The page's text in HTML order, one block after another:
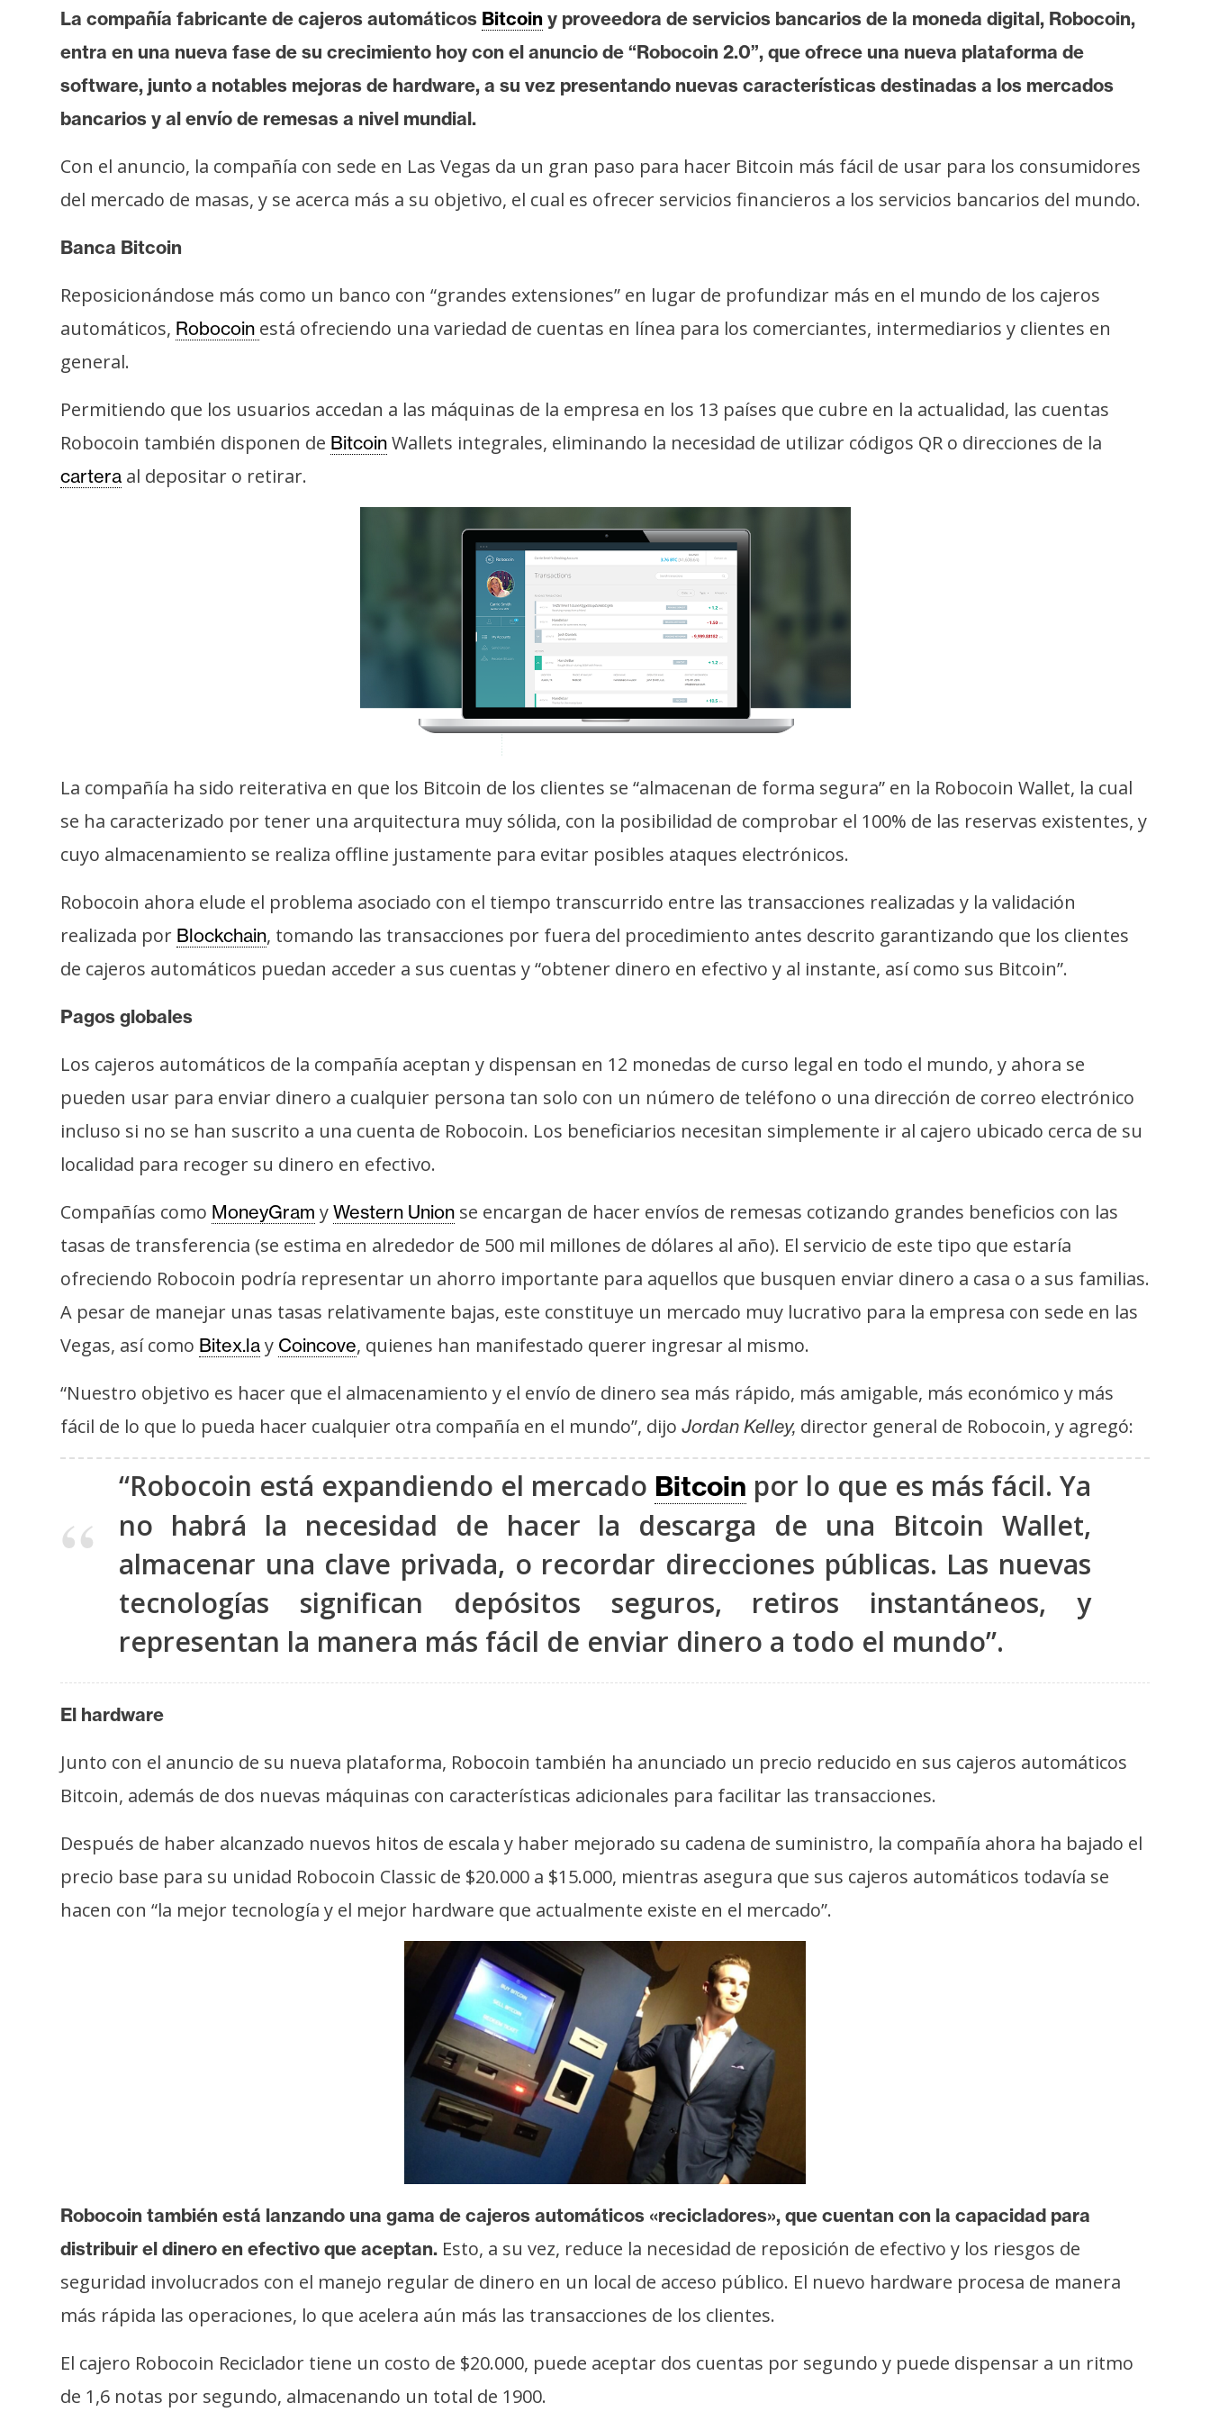
t
r
e
m
A
n
á
i
s
s
n
s
T
e
m
a
s
R
e
u
r
o
s
C
n
a
c
P
u
a
La compañía fabricante de cajeros automáticos Bitcoin y proveedora de servicios bancarios de la moneda digital, Robocoin,
entra en una nueva fase de su crecimiento hoy con el anuncio de “Robocoin 2.0”, que ofrece una nueva plataforma de
software, junto a notables mejoras de hardware, a su vez presentando nuevas características destinadas a los mercados
bancarios y al envío de remesas a nivel mundial.
Con el anuncio, la compañía con sede en Las Vegas da un gran paso para hacer Bitcoin más fácil de usar para los consumidores
del mercado de masas, y se acerca más a su objetivo, el cual es ofrecer servicios financieros a los servicios bancarios del mundo.
Banca Bitcoin
Reposicionándose más como un banco con “grandes extensiones” en lugar de profundizar más en el mundo de los cajeros
automáticos, Robocoin está ofreciendo una variedad de cuentas en línea para los comerciantes, intermediarios y clientes en
general.
Permitiendo que los usuarios accedan a las máquinas de la empresa en los 13 países que cubre en la actualidad, las cuentas
Robocoin también disponen de Bitcoin Wallets integrales, eliminando la necesidad de utilizar códigos QR o direcciones de la
cartera al depositar o retirar.
La compañía ha sido reiterativa en que los Bitcoin de los clientes se “almacenan de forma segura” en la Robocoin Wallet, la cual
se ha caracterizado por tener una arquitectura muy sólida, con la posibilidad de comprobar el 100% de las reservas existentes, y
cuyo almacenamiento se realiza offline justamente para evitar posibles ataques electrónicos.
Robocoin ahora elude el problema asociado con el tiempo transcurrido entre las transacciones realizadas y la validación
realizada por Blockchain, tomando las transacciones por fuera del procedimiento antes descrito garantizando que los clientes
de cajeros automáticos puedan acceder a sus cuentas y “obtener dinero en efectivo y al instante, así como sus Bitcoin”.
Pagos globales
Los cajeros automáticos de la compañía aceptan y dispensan en 12 monedas de curso legal en todo el mundo, y ahora se
pueden usar para enviar dinero a cualquier persona tan solo con un número de teléfono o una dirección de correo electrónico
incluso si no se han suscrito a una cuenta de Robocoin. Los beneficiarios necesitan simplemente ir al cajero ubicado cerca de su
localidad para recoger su dinero en efectivo.
Compañías como MoneyGram y Western Union se encargan de hacer envíos de remesas cotizando grandes beneficios con las
tasas de transferencia (se estima en alrededor de 500 mil millones de dólares al año). El servicio de este tipo que estaría
ofreciendo Robocoin podría representar un ahorro importante para aquellos que busquen enviar dinero a casa o a sus familias.
A pesar de manejar unas tasas relativamente bajas, este constituye un mercado muy lucrativo para la empresa con sede en las
Vegas, así como Bitex.la y Coincove, quienes han manifestado querer ingresar al mismo.
“Nuestro objetivo es hacer que el almacenamiento y el envío de dinero sea más rápido, más amigable, más económico y más
fácil de lo que lo pueda hacer cualquier otra compañía en el mundo”, dijo Jordan Kelley, director general de Robocoin, y agregó:
“Robocoin está expandiendo el mercado Bitcoin por lo que es más fácil. Ya
no habrá la necesidad de hacer la descarga de una Bitcoin Wallet,
almacenar una clave privada, o recordar direcciones públicas. Las nuevas
tecnologías significan depósitos seguros, retiros instantáneos, y
representan la manera más fácil de enviar dinero a todo el mundo”.
El hardware
Junto con el anuncio de su nueva plataforma, Robocoin también ha anunciado un precio reducido en sus cajeros automáticos
Bitcoin, además de dos nuevas máquinas con características adicionales para facilitar las transacciones.
Después de haber alcanzado nuevos hitos de escala y haber mejorado su cadena de suministro, la compañía ahora ha bajado el
precio base para su unidad Robocoin Classic de $20.000 a $15.000, mientras asegura que sus cajeros automáticos todavía se
hacen con “la mejor tecnología y el mejor hardware que actualmente existe en el mercado”.
Robocoin también está lanzando una gama de cajeros automáticos «recicladores», que cuentan con la capacidad para
distribuir el dinero en efectivo que aceptan. Esto, a su vez, reduce la necesidad de reposición de efectivo y los riesgos de
seguridad involucrados con el manejo regular de dinero en un local de acceso público. El nuevo hardware procesa de manera
más rápida las operaciones, lo que acelera aún más las transacciones de los clientes.
El cajero Robocoin Reciclador tiene un costo de $20.000, puede aceptar dos cuentas por segundo y puede dispensar a un ritmo
de 1,6 notas por segundo, almacenando un total de 1900.